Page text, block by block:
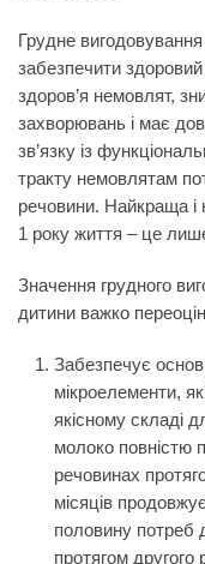
Грудне
забезпечити
здоров’я немовлят,
захворювань і має
зв’язку із
тракту немовлятам
речовини. Найкраща і
1 року життя – це
Значення грудного
дитини важко
Забезпечує
мікроелементи,
якісному складі
молоко повністю
речовинах
місяців
половину потреб
протягом